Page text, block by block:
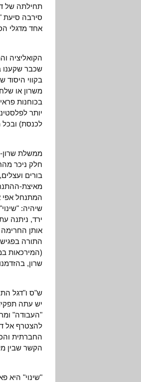
תחילתה של
סירבה סיעת
אחד מדגלי
הקואליציה
שכבר שקענו
בקווי
משרון או
בכוחנות
יותר
לכנסת) ובכל
ממשלת
חלק ניכר
בורים
מאיצת-
המתנחל אפי
שיהיה:
ירד, ניתנה
אותן
התורה
(המירכאות
שרון,
ש"ס ו"דגל
יש עתה
"העבודה"
להצטרף אל
החברתית
הקשר שבין
"שינוי" היא